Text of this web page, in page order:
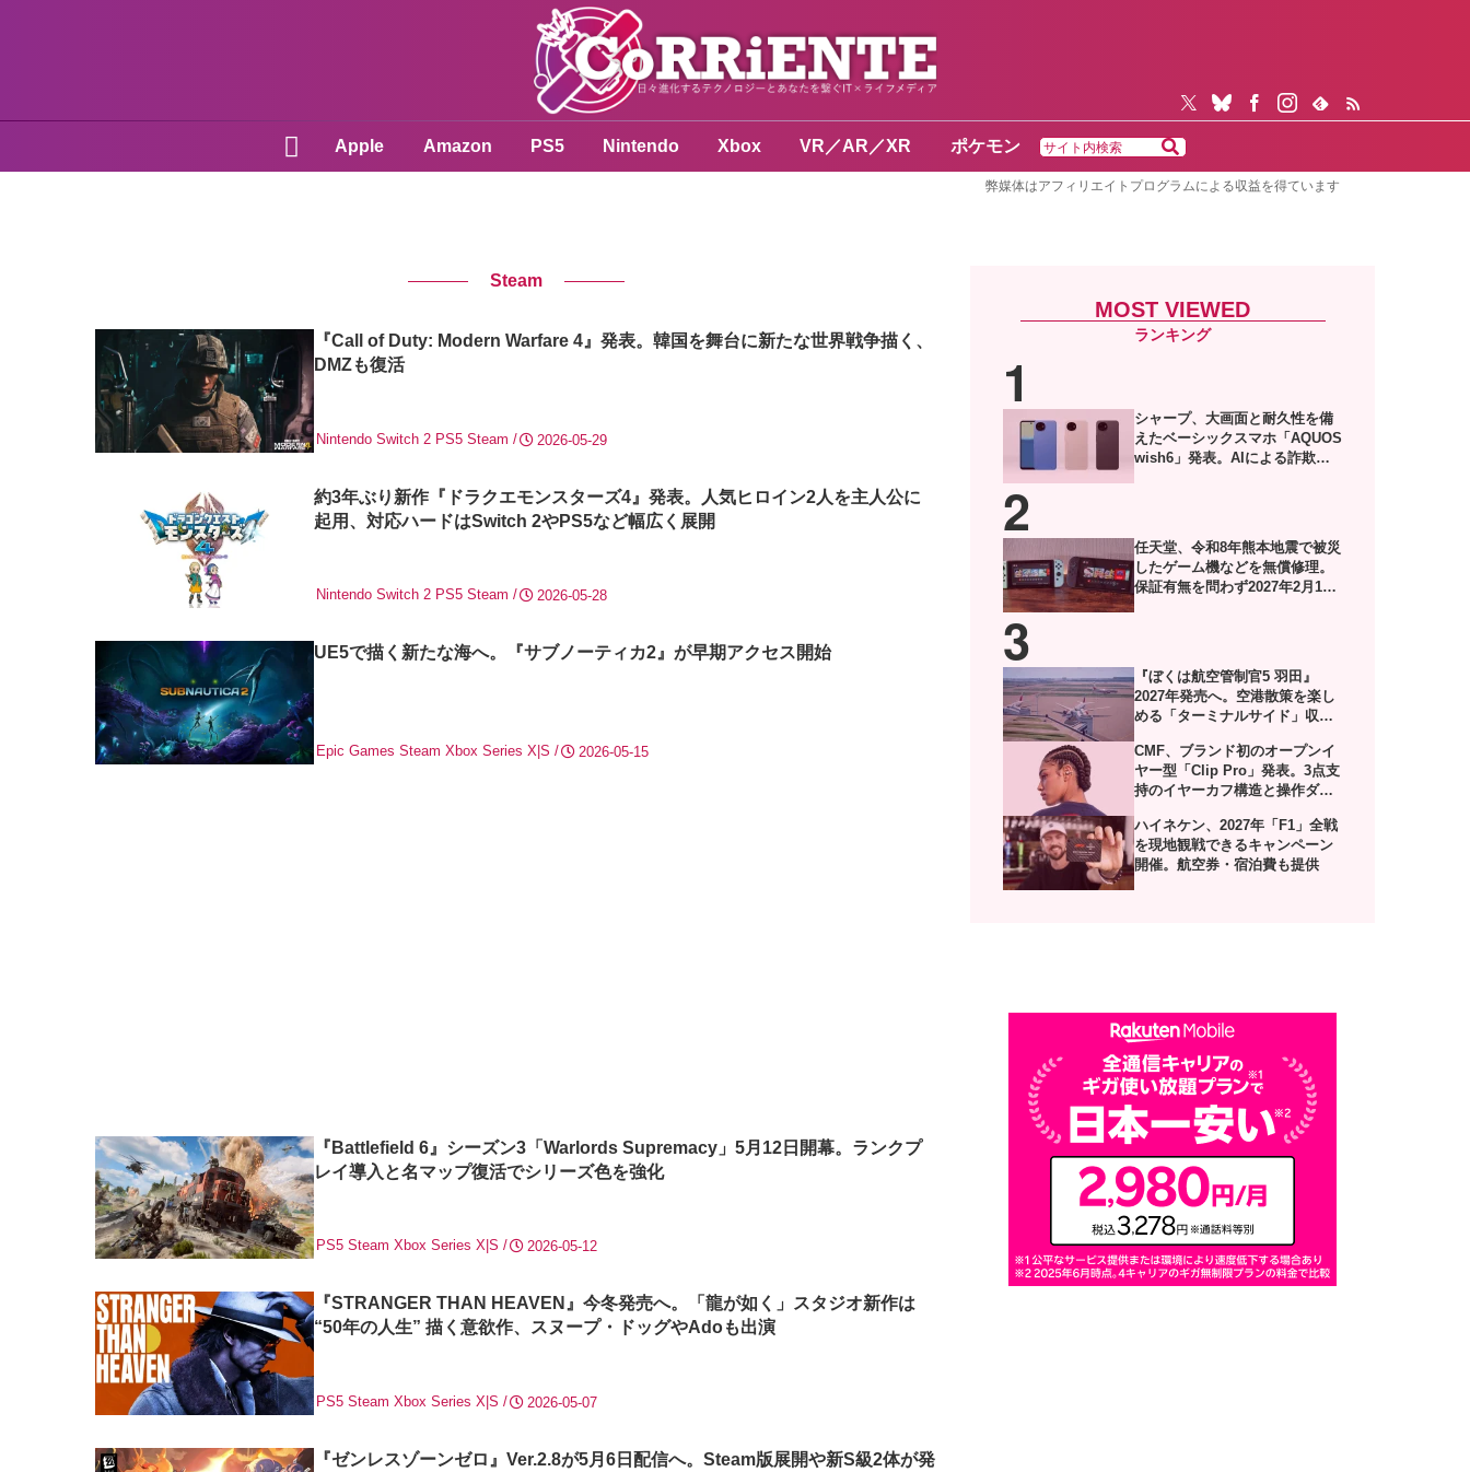
Apple Amazon PS5 Nintendo Xbox VR／AR／XR ポケモン
弊媒体はアフィリエイトプログラムによる収益を得ています
Steam
『Call of Duty: Modern Warfare 4』発表。韓国を舞台に新たな世界戦争描く、
DMZも復活
2026-05-29
Nintendo Switch 2 PS5 Steam
約3年ぶり新作『ドラクエモンスターズ4』発表。人気ヒロイン2人を主人公に
起用、対応ハードはSwitch 2やPS5など幅広く展開
2026-05-28
Nintendo Switch 2 PS5 Steam
UE5で描く新たな海へ。『サブノーティカ2』が早期アクセス開始
2026-05-15
Epic Games Steam Xbox Series X|S
『Battlefield 6』シーズン3「Warlords Supremacy」5月12日開幕。ランクプ
レイ導入と名マップ復活でシリーズ色を強化
2026-05-12
PS5 Steam Xbox Series X|S
『STRANGER THAN HEAVEN』今冬発売へ。「龍が如く」スタジオ新作は
“50年の人生” 描く意欲作、スヌープ・ドッグやAdoも出演
2026-05-07
PS5 Steam Xbox Series X|S
『ゼンレスゾーンゼロ』Ver.2.8が5月6日配信へ。Steam版展開や新S級2体が発
MOST VIEWED
シャープ、大画面と耐久性を備
えたベーシックスマホ「AQUOS
wish6」発表。AIによる詐欺電
任天堂、令和8年熊本地震で被災
したゲーム機などを無償修理。
保証有無を問わず2027年2月1日
『ぼくは航空管制官5 羽田』
2027年発売へ。空港散策を楽し
める「ターミナルサイド」収録
CMF、ブランド初のオープンイ
ヤー型「Clip Pro」発表。3点支
持のイヤーカフ構造と操作ダイ
ハイネケン、2027年「F1」全戦
を現地観戦できるキャンペーン
開催。航空券・宿泊費も提供